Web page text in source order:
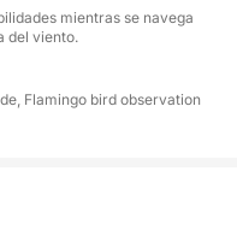
por carretera para
mientras se navega
del viento.
Flamingo bird observation